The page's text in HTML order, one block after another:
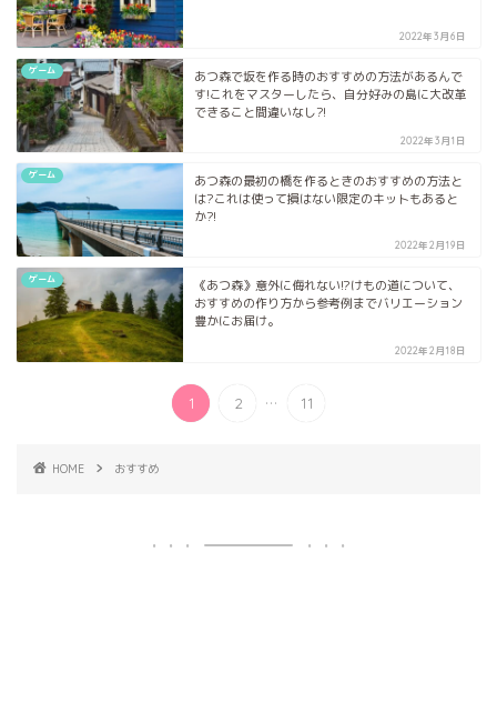
2022年3月6日
ゲーム
あつ森で坂を作る時のおすすめの方法があるんで
す!これをマスターしたら、自分好みの島に大改革
できること間違いなし?!
2022年3月1日
ゲーム
あつ森の最初の橋を作るときのおすすめの方法と
は?これは使って損はない限定のキットもあると
か?!
2022年2月19日
ゲーム
《あつ森》意外に侮れない!?けもの道について、
おすすめの作り方から参考例までバリエーション
豊かにお届け。
2022年2月18日
1 2 ... 11
HOME おすすめ